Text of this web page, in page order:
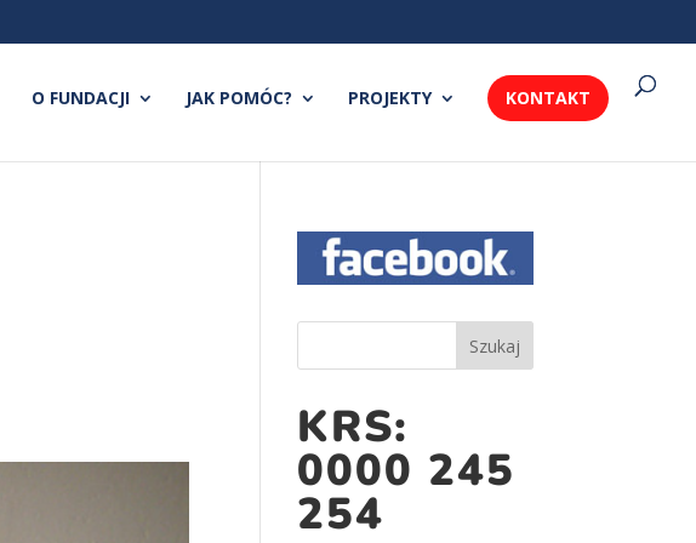
O FUNDACJI JAK POMÓC? PROJEKTY KONTAKT
KRS:
0000 245
254